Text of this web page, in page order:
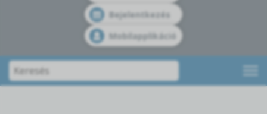
Bejelentkezés
Mobilapplikáció